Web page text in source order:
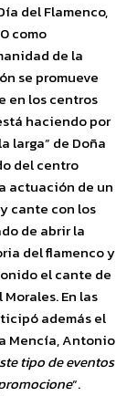
del Flamenco,
como
de la
se promueve
en los centros
haciendo por
larga” de Doña
del centro
actuación de un
cante con los
de abrir la
del flamenco y
el cante de
En las
además el
Mencía, Antonio
tipo de eventos
“.